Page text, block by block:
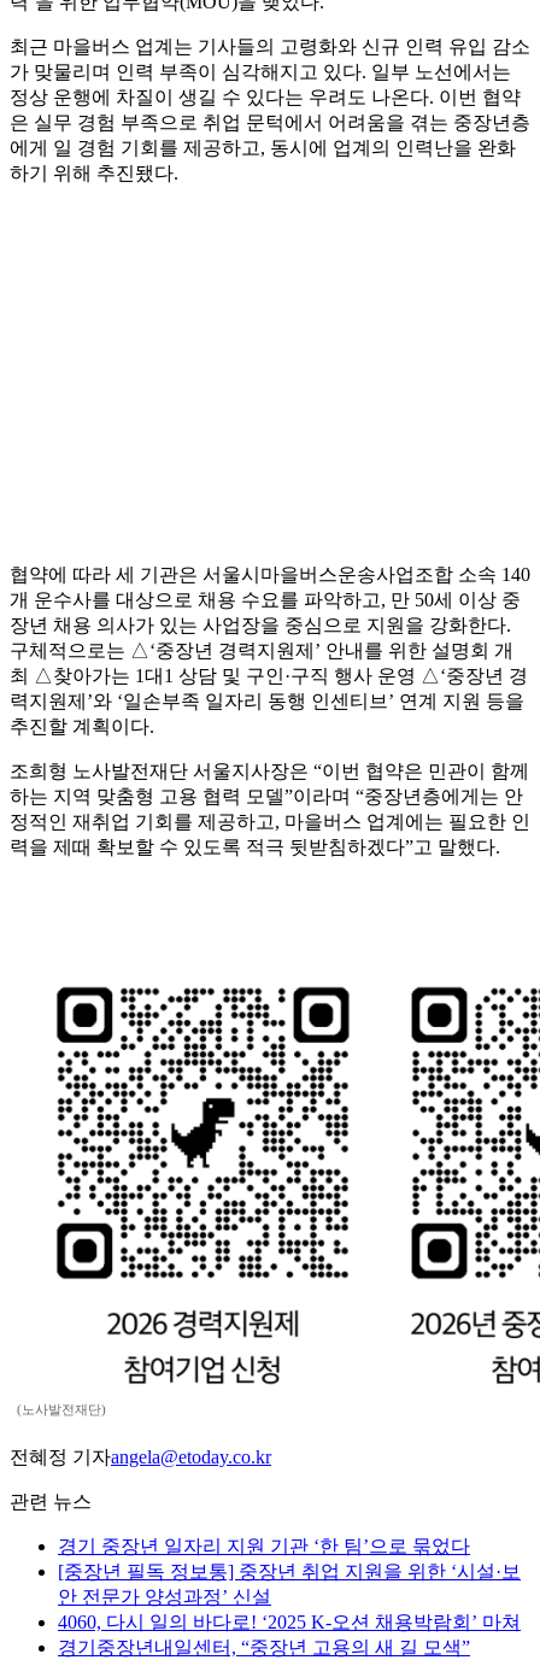
최근 마을버스 업계는 기사들의 고령화와 신규 인력 유입 감소
가 맞물리며 인력 부족이 심각해지고 있다. 일부 노선에서는
정상 운행에 차질이 생길 수 있다는 우려도 나온다. 이번 협약
은 실무 경험 부족으로 취업 문턱에서 어려움을 겪는 중장년층
에게 일 경험 기회를 제공하고, 동시에 업계의 인력난을 완화
하기 위해 추진됐다.
협약에 따라 세 기관은 서울시마을버스운송사업조합 소속 140
개 운수사를 대상으로 채용 수요를 파악하고, 만 50세 이상 중
장년 채용 의사가 있는 사업장을 중심으로 지원을 강화한다.
구체적으로는 △‘중장년 경력지원제’ 안내를 위한 설명회 개
최 △찾아가는 1대1 상담 및 구인·구직 행사 운영 △‘중장년 경
력지원제’와 ‘일손부족 일자리 동행 인센티브’ 연계 지원 등을
추진할 계획이다.
조희형 노사발전재단 서울지사장은 “이번 협약은 민관이 함께
하는 지역 맞춤형 고용 협력 모델”이라며 “중장년층에게는 안
정적인 재취업 기회를 제공하고, 마을버스 업계에는 필요한 인
력을 제때 확보할 수 있도록 적극 뒷받침하겠다”고 말했다.
(노사발전재단)
전혜정 기자angela@etoday.co.kr
관련 뉴스
경기 중장년 일자리 지원 기관 ‘한 팀’으로 묶었다
[중장년 필독 정보통] 중장년 취업 지원을 위한 ‘시설·보
안 전문가 양성과정’ 신설
4060, 다시 일의 바다로! ‘2025 K-오션 채용박람회’ 마쳐
경기중장년내일센터, “중장년 고용의 새 길 모색”